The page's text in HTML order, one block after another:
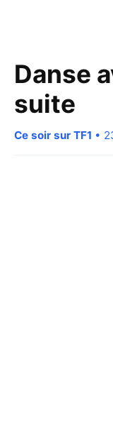
Danse
suite
Ce soir sur TF1 •